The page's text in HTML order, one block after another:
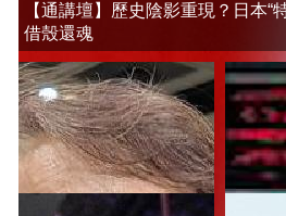
【通講壇】歷史陰影重現？日本“
借殼還魂